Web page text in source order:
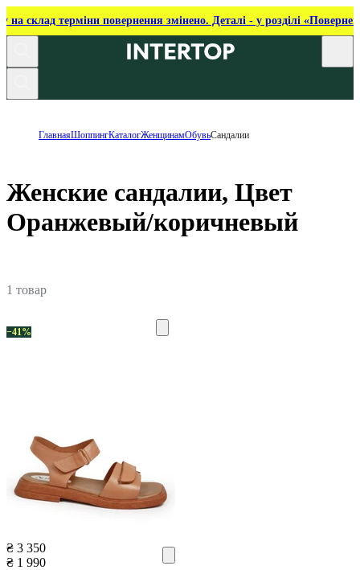
на склад терміни повернення змінено. Деталі - у розділі
ГлавнаяШоппингКаталогЖенщинамОбувьСандалии
Женские сандалии, Цвет
Оранжевый/коричневый
1 товар
−41%
₴ 3 350
₴ 1 990